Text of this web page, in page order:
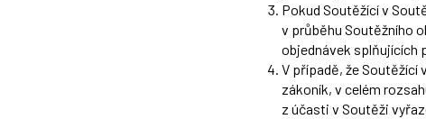
Pokud Soutěžící v
v průběhu Soutěžního
objednávek splňujících
V případě, že Soutěžící
zákoník, v celém
z účasti v Soutěži